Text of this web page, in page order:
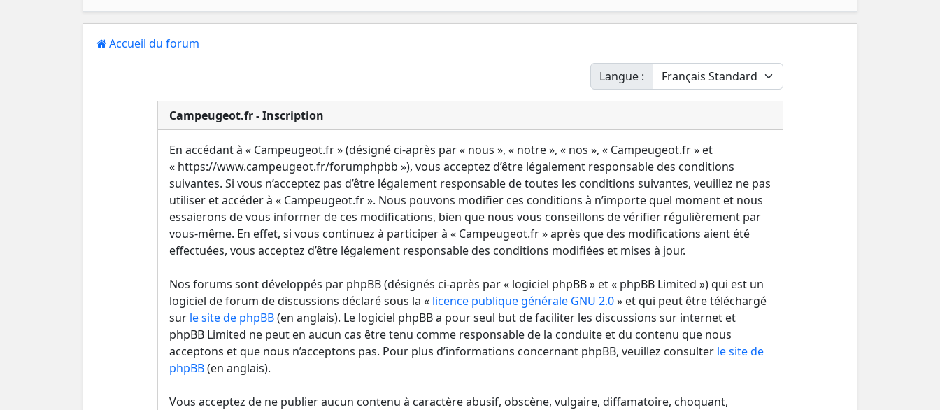
Accueil du forum
Langue :
Campeugeot.fr - Inscription
En accédant à « Campeugeot.fr » (désigné ci-après par « nous », « notre », « nos », « Campeugeot.fr » et
« https://www.campeugeot.fr/forumphpbb »), vous acceptez d’être légalement responsable des conditions
suivantes. Si vous n’acceptez pas d’être légalement responsable de toutes les conditions suivantes, veuillez ne pas
utiliser et accéder à « Campeugeot.fr ». Nous pouvons modifier ces conditions à n’importe quel moment et nous
essaierons de vous informer de ces modifications, bien que nous vous conseillons de vérifier régulièrement par
vous-même. En effet, si vous continuez à participer à « Campeugeot.fr » après que des modifications aient été
effectuées, vous acceptez d’être légalement responsable des conditions modifiées et mises à jour.
Nos forums sont développés par phpBB (désignés ci-après par « logiciel phpBB » et « phpBB Limited ») qui est un
logiciel de forum de discussions déclaré sous la « licence publique générale GNU 2.0» et qui peut être téléchargé
sur le site de phpBB(en anglais). Le logiciel phpBB a pour seul but de faciliter les discussions sur internet et
phpBB Limited ne peut en aucun cas être tenu comme responsable de la conduite et du contenu que nous
acceptons et que nous n’acceptons pas. Pour plus d’informations concernant phpBB, veuillez consulter le site de
phpBB(en anglais).
Vous acceptez de ne publier aucun contenu à caractère abusif, obscène, vulgaire, diffamatoire, choquant,